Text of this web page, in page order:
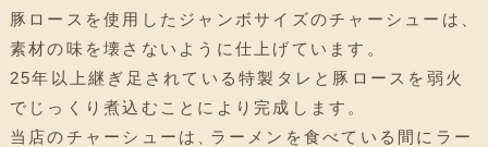
豚ロースを使用したジャンボサイズのチャーシューは
素材の味を壊さないように仕上げています 。
25年以上継ぎ足されている特製タレと豚ロースを弱火
でじっくり煮込むことにより完成します 。
当店のチャーシューは
、ラーメンを食べている間にラー